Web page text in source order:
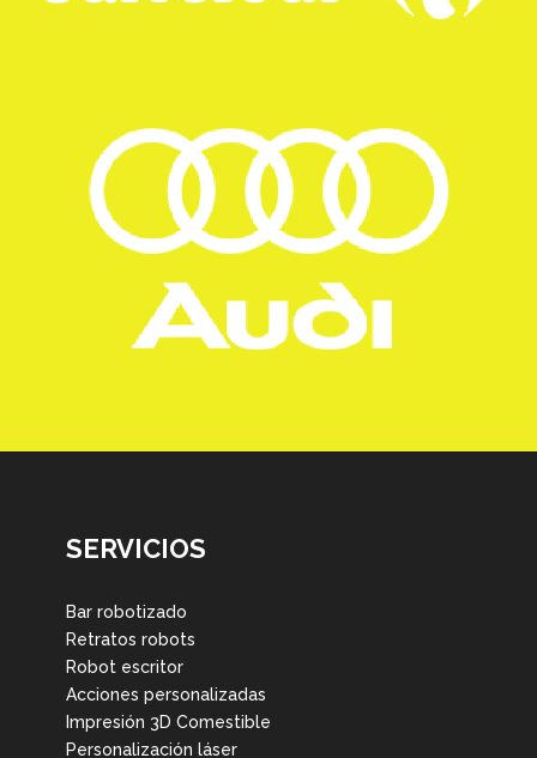
SERVICIOS
Bar robotizado
Retratos robots
Robot escritor
Acciones personalizadas
Impresión 3D Comestible
Personalización láser